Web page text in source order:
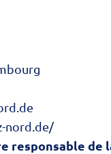
nord.de/
responsable